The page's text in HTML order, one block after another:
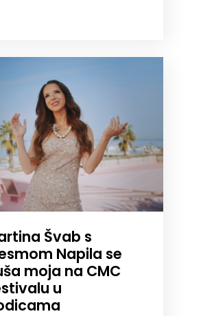
Švab s
Napila se
moja na CMC
u